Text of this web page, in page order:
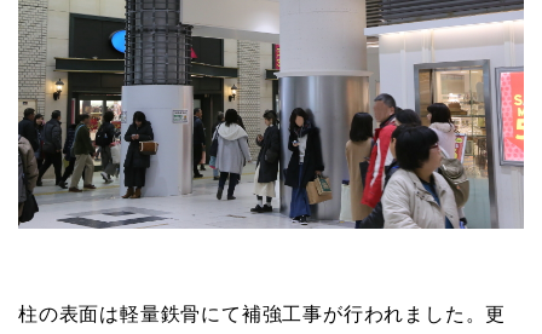
柱の表面は軽量鉄骨にて補強工事が行われました。更